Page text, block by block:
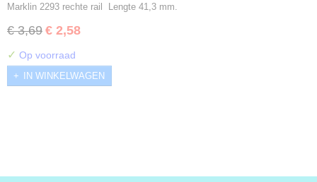
Marklin 2293 rechte rail Lengte 41,3 mm.
€ 3,69 € 2,58
✓ Op voorraad
IN WINKELWAGEN